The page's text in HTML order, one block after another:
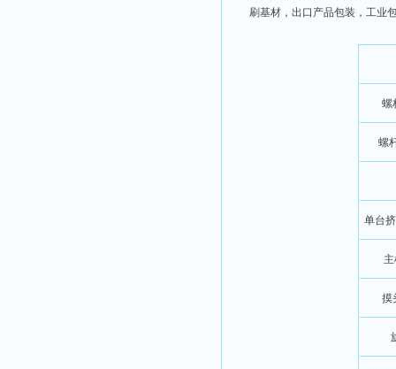
刷基材，出口产品包装，工业
螺
螺
单台
摸